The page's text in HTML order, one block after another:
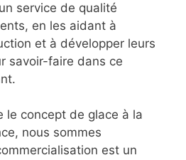
service de qualité
en les aidant à
et à développer leurs
savoir-faire dans ce
le concept de glace à la
nous sommes
est un